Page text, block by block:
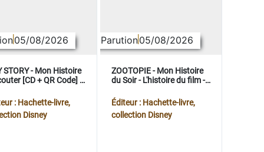
05/08/2026
STORY - Mon Histoire
[CD + QR Code] -
: Hachette-livre,
Disney
Parution05/08/2026
ZOOTOPIE - Mon Histoire
du Soir - L'histoire du film -
Éditeur : Hachette-livre,
collection Disney